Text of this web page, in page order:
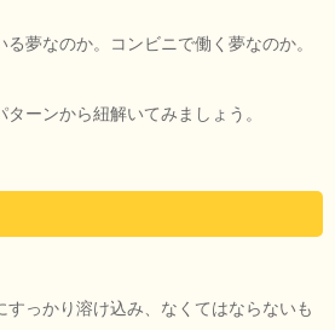
夢なのか。コンビニで働く夢なのか。
ーンから紐解いてみましょう。
っかり溶け込み、なくてはならないも